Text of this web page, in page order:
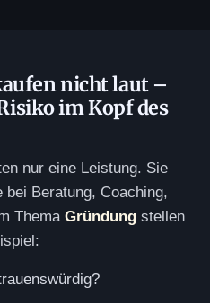
nicht laut –
im Kopf des
nur eine Leistung. Sie
Beratung, Coaching,
Thema Gründungstellen